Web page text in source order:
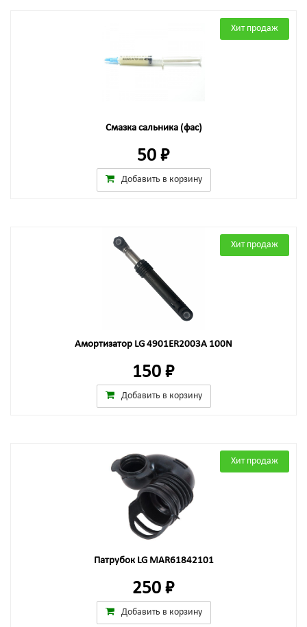
Хит продаж
Смазка сальника (фас)
50 ₽
Добавить в корзину
Хит продаж
Амортизатор LG 4901ER2003A 100N
150 ₽
Добавить в корзину
Хит продаж
Патрубок LG MAR61842101
250 ₽
Добавить в корзину